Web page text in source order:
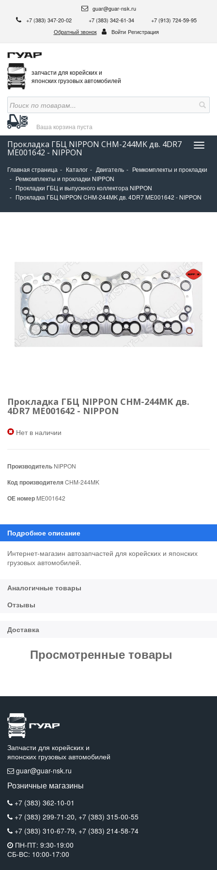
guar@guar-nsk.ru
+7 (383) 347-20-02
+7 (383) 342-61-34
+7 (913) 724-59-95
Обратный звонок
Войти Регистрация
запчасти для корейских и
японских грузовых автомобилей
Ваша корзина пуста
Прокладка ГБЦ NIPPON CHM-244MK дв. 4DR7
ME001642 - NIPPON
Главная страница Каталог Двигатель
Ремкомплекты и прокладки
Ремкомплекты и прокладки NIPPON
Прокладки ГБЦ и выпускного коллектора NIPPON
Прокладка ГБЦ NIPPON CHM-244MK дв. 4DR7 ME001642 - NIPPON
Прокладка ГБЦ NIPPON CHM-244MK дв.
4DR7 ME001642 - NIPPON
Нет в наличии
Производитель NIPPON
Код производителяCHM-244MK
ОЕ номер ME001642
Интернет-магазин автозапчастей для корейских и японских
грузовых автомобилей.
Просмотренные товары
Запчасти для корейских и
японских грузовых автомобилей
guar@guar-nsk.ru
Розничные магазины
+7 (383) 362-10-01
+7 (383) 299-71-20, +7 (383) 315-00-55
+7 (383) 310-67-79, +7 (383) 214-58-74
ПН-ПТ: 9:30-19:00
СБ-ВС: 10:00-17:00